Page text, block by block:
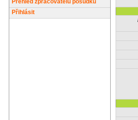
Přehled zpracovatelů posudků
Přihlásit